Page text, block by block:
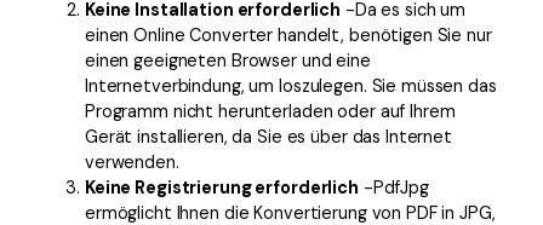
Keine Installation erforderlich -Da es sich um
einen Online Converter handelt, benötigen Sie nur
einen geeigneten Browser und eine
Internetverbindung, um loszulegen. Sie müssen das
Programm nicht herunterladen oder auf Ihrem
Gerät installieren, da Sie es über das Internet
verwenden.
Keine Registrierung erforderlich -PdfJpg
ermöglicht Ihnen die Konvertierung von PDF in JPG,